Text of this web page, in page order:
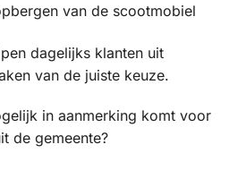
van de scootmobiel
dagelijks klanten uit
van de juiste keuze.
in aanmerking komt voor
de gemeente?